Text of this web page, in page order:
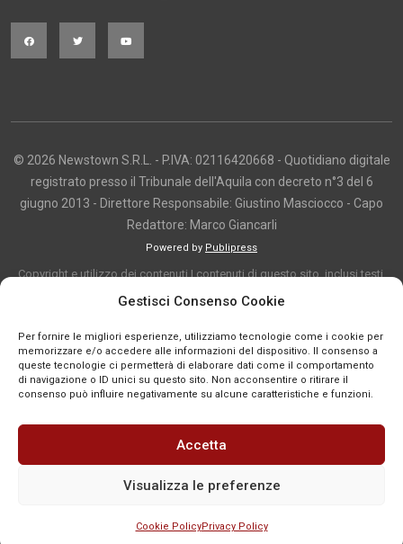
Gestisci Consenso Cookie
Per fornire le migliori esperienze, utilizziamo tecnologie come i cookie per
memorizzare e/o accedere alle informazioni del dispositivo. Il consenso a
queste tecnologie ci permetterà di elaborare dati come il comportamento
di navigazione o ID unici su questo sito. Non acconsentire o ritirare il
consenso può influire negativamente su alcune caratteristiche e funzioni.
Accetta
Visualizza le preferenze
Cookie PolicyPrivacy Policy
© 2026 Newstown S.R.L. - P.IVA: 02116420668 - Quotidiano digitale
registrato presso il Tribunale dell'Aquila con decreto n°3 del 6
giugno 2013 - Direttore Responsabile: Giustino Masciocco - Capo
Redattore: Marco Giancarli
Powered by Publipress
Copyright e utilizzo dei contenuti I contenuti di questo sito, inclusi testi,
articoli, immagini, fotografie, video e grafica, sono protetti da copyright e
indicazione. La riproduzione totale o parziale dei contenuti è consentita
solo previa autorizzazione o citando chiaramente la fonte, con link diretto
alla pagina originale, quando previsto. I contenuti provenienti da terze
parti sono pubblicati a fini informativi e restano di proprietà dei legittimi
titolari dei diritti. Se un contenuto viola diritti d’autore o norme vigenti, è
possibile segnalarlo per la verifica e l’eventuale rimozione tramite
comunicazione mail all'indirizzo redazione@news-town.it